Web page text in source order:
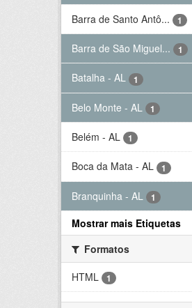
Barra de Santo Antô... 1
Barra de São Miguel... 1
Batalha - AL 1
Belo Monte - AL 1
Belém - AL 1
Boca da Mata - AL 1
Branquinha - AL 1
Mostrar mais Etiquetas
Formatos
HTML
1